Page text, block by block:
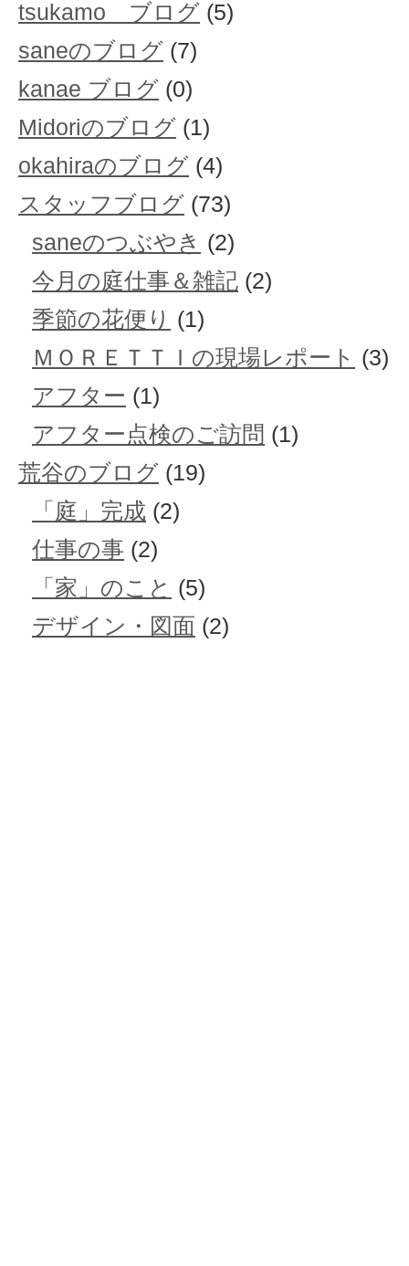
tsukamo ブログ (5)
saneのブログ (7)
kanae ブログ (0)
Midoriのブログ (1)
okahiraのブログ (4)
スタッフブログ (73)
saneのつぶやき (2)
今月の庭仕事＆雑記 (2)
季節の花便り (1)
ＭＯＲＥＴＴＩの現場レポート (3)
アフター (1)
アフター点検のご訪問 (1)
荒谷のブログ (19)
「庭」完成 (2)
仕事の事 (2)
「家」のこと (5)
デザイン・図面 (2)